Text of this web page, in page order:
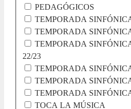
PEDAGÓGICOS
TEMPORADA
TEMPORADA
TEMPORADA
22/23
TEMPORADA
TEMPORADA
TEMPORADA
TOCA LA MÚSICA